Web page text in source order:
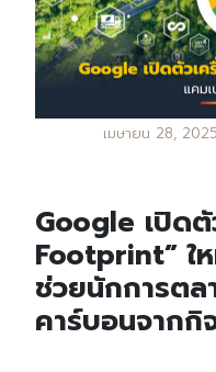
เมษายน 28, 2025
Google เปิด
Footprint” ใ
ช่วยนักการต
คาร์บอนจาก